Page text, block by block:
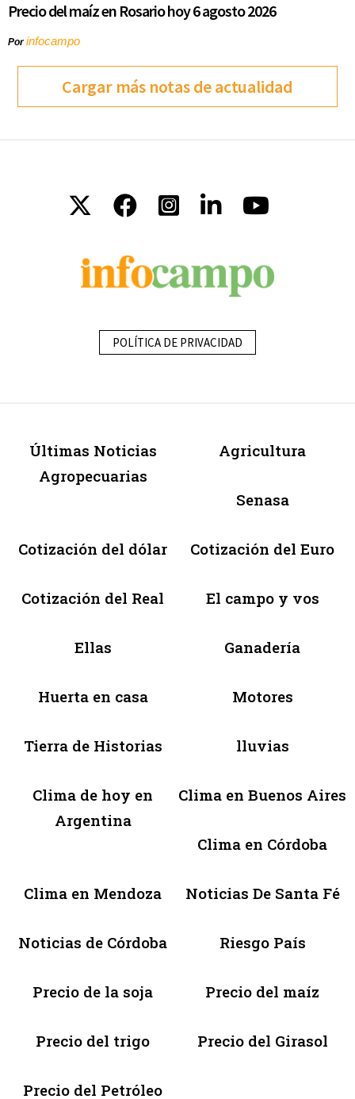
Precio del maíz en Rosario hoy 6 agosto 2026
Porinfocampo
Cargar más notas de actualidad
POLÍTICA DE PRIVACIDAD
Últimas Noticias
Agropecuarias
Agricultura
Senasa
Cotización del dólar Cotización del Euro
Cotización del Real El campo y vos
Ellas Ganadería
Huerta en casa Motores
Tierra de Historias lluvias
Clima de hoy en
Argentina
Clima en Buenos Aires
Clima en Córdoba
Clima en Mendoza Noticias De Santa Fé
Noticias de Córdoba Riesgo País
Precio de la soja Precio del maíz
Precio del trigo Precio del Girasol
Precio del Petróleo